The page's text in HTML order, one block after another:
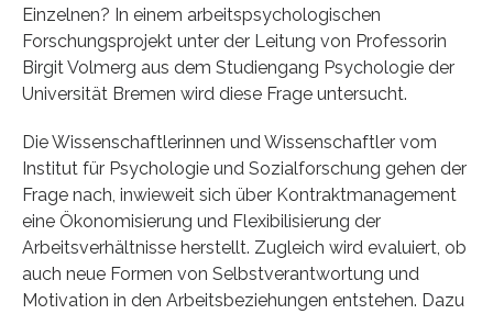
Einzelnen? In einem arbeitspsychologischen
Forschungsprojekt unter der Leitung von Professorin
Birgit Volmerg aus dem Studiengang Psychologie der
Universität Bremen wird diese Frage untersucht.
Die Wissenschaftlerinnen und Wissenschaftler vom
Institut für Psychologie und Sozialforschung gehen der
Frage nach, inwieweit sich über Kontraktmanagement
eine Ökonomisierung und Flexibilisierung der
Arbeitsverhältnisse herstellt. Zugleich wird evaluiert, ob
auch neue Formen von Selbstverantwortung und
Motivation in den Arbeitsbeziehungen entstehen. Dazu